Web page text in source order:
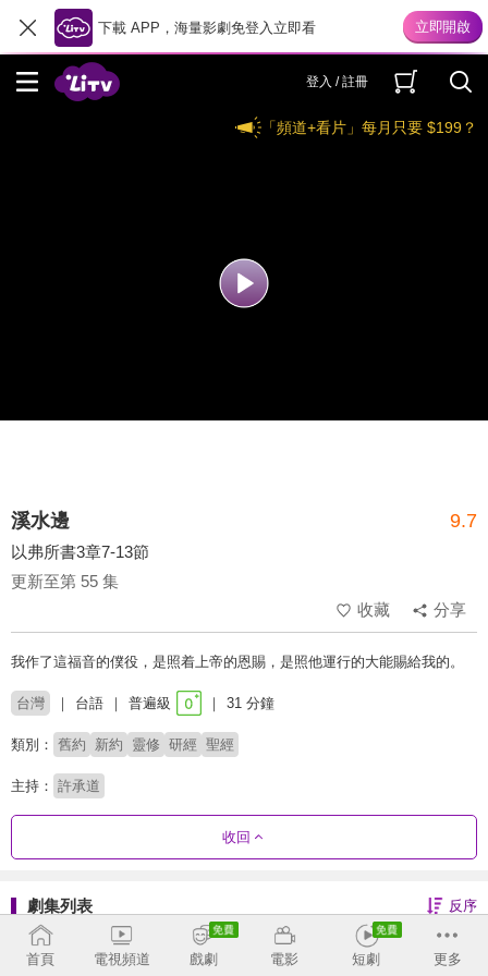
下載 APP，海量影劇免登入立即看
登入 / 註冊
「頻道+看片」每月只要 $199？
溪水邊 9.7
以弗所書3章7-13節
更新至第 55 集
收藏
分享
我作了這福音的僕役，是照着上帝的恩賜，是照他運行的大能賜給我的。
台灣 台語 普遍級 31 分鐘
類別： 舊約 新約 靈修 研經 聖經
主持： 許承道
收回
劇集列表 反序
馬太福音2
首頁 電視頻道 戲劇 電影 短劇 更多